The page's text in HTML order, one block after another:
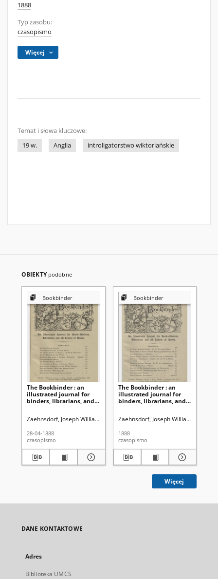
1888
Typ zasobu:
czasopismo
Więcej
Temat i słowa kluczowe:
19 w.
Anglia introligatorstwo wiktoriańskie
OBIEKTY podobne
Bookbinder
The Bookbinder : an
illustrated journal for
binders, librarians, and
Zaehnsdorf, Joseph William (1853-1930)
28-04-1888
czasopismo
Bookbinder
The Bookbinder : an
illustrated journal for
binders, librarians, and
Zaehnsdorf, Joseph William (1853-
1888
czasopismo
Więcej
DANE KONTAKTOWE
Adres
Biblioteka UMCS